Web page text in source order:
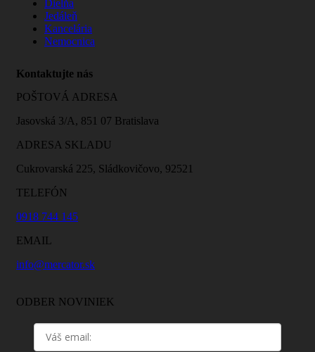
Dielňa
Jedáleň
Kancelária
Nemocnica
Kontaktujte nás
POŠTOVÁ ADRESA
Jasovská 3/A, 851 07 Bratislava
ADRESA SKLADU
Cukrovarská 225, Sládkovičovo, 92521
TELEFÓN
0918 744 145
EMAIL
info@mercator.sk
ODBER NOVINIEK